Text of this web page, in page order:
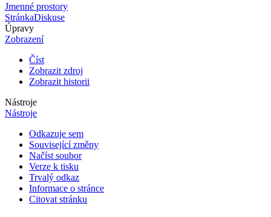
Jmenné prostory
StránkaDiskuse
Úpravy
Zobrazení
Číst
Zobrazit zdroj
Zobrazit historii
Nástroje
Nástroje
Odkazuje sem
Související změny
Načíst soubor
Verze k tisku
Trvalý odkaz
Informace o stránce
Citovat stránku